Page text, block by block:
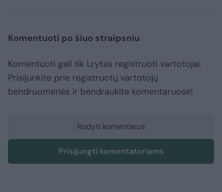
Komentuoti po šiuo straipsniu
Komentuoti gali tik Lrytas registruoti vartotojai.
Prisijunkite prie registruotų vartotojų
bendruomenės ir bendraukite komentaruose!
Rodyti komentarus
Prisijungti komentatoriams